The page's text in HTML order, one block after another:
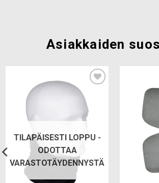
Asiakkaiden
wishlist
TILAPÄISESTI LOPPU -
ODOTTAA
VARASTOTÄYDENNYSTÄ